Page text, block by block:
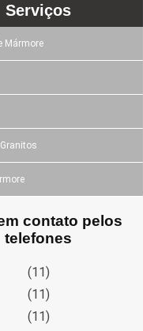
Serviços
Mármore
contato pelos
telefones
(11)
(11)
(11)